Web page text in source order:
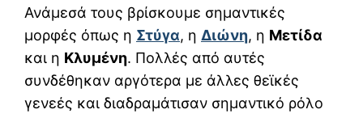
Ανάμεσά τους βρίσκουμε σημαντικές
μορφές όπως η Στύγα, η Διώνη, η Μετίδα
και η Κλυμένη. Πολλές από αυτές
συνδέθηκαν αργότερα με άλλες θεϊκές
γενεές και διαδραμάτισαν σημαντικό ρόλο